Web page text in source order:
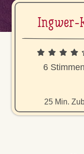
Ingwer-
6 Stimmen
25 Min.